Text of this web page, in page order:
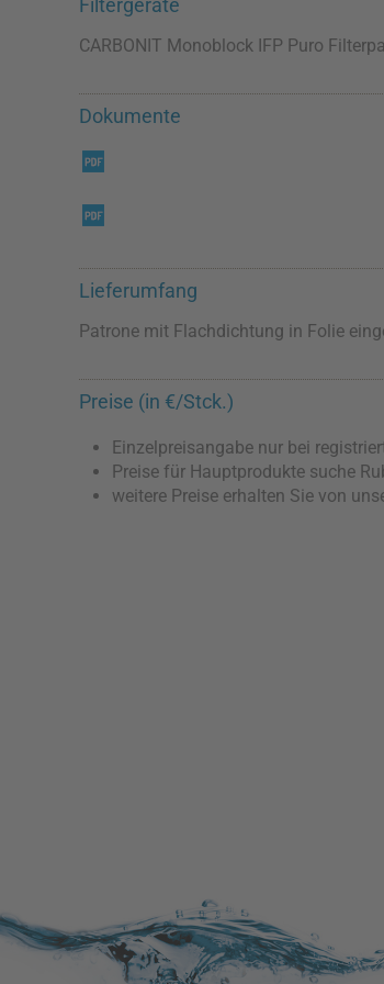
Filtergeräte
CARBONIT Monoblock IFP Puro
Dokumente
Lieferumfang
Patrone mit Flachdichtung in Folie
Preise (in €/Stck.)
Einzelpreisangabe nur bei
Preise für Hauptprodukte suche
weitere Preise erhalten Sie von